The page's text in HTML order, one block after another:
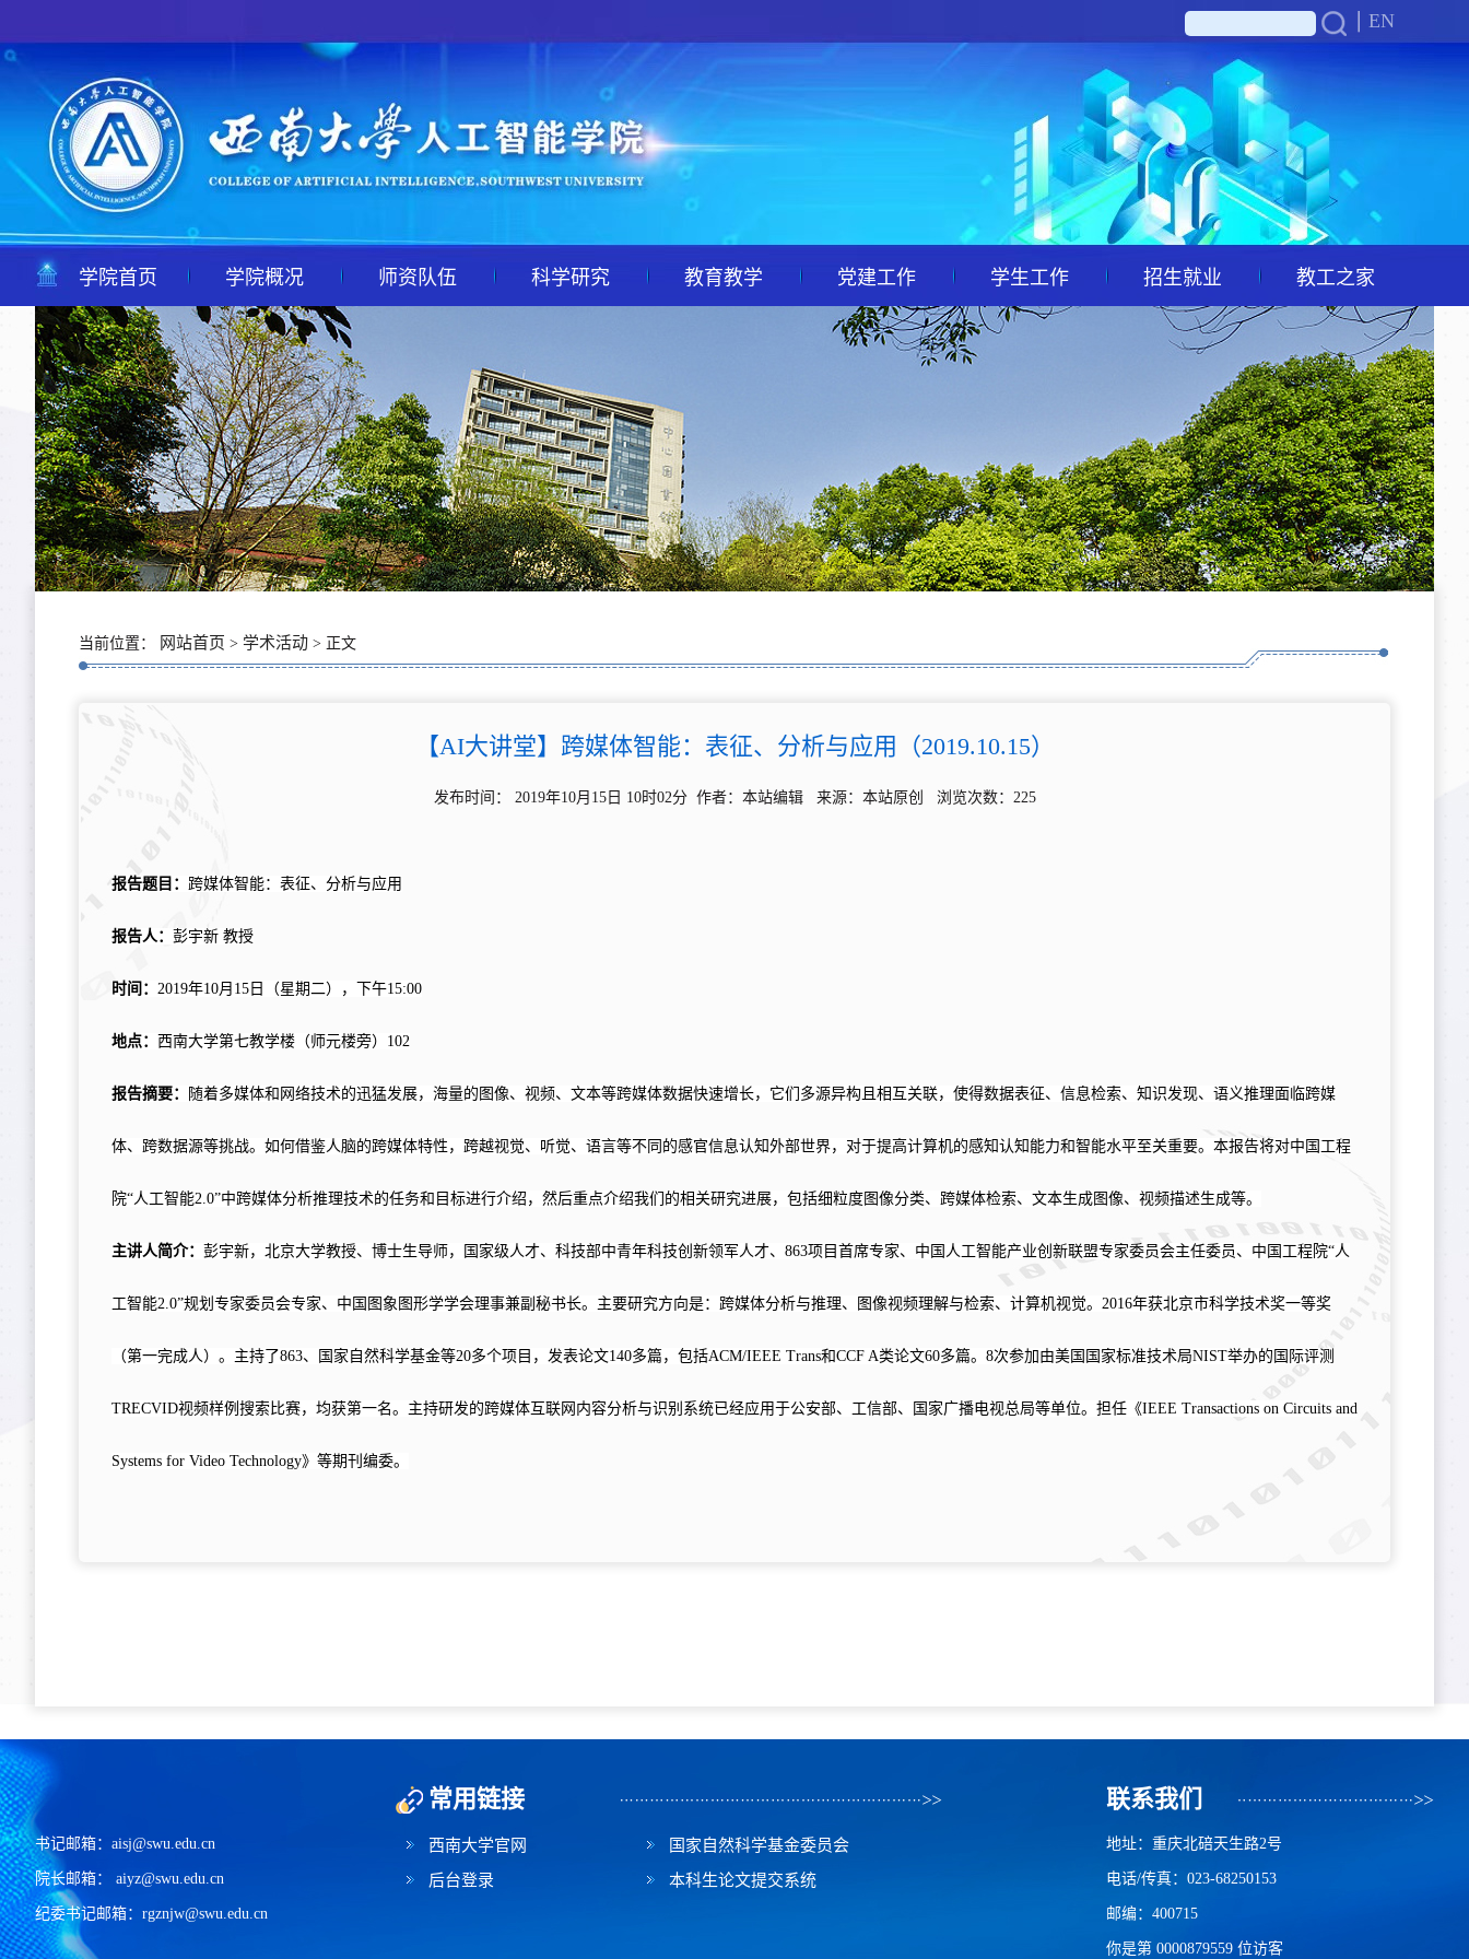
EN
学院首页 学院概况 师资队伍 科学研究 教育教学 党建工作 学生工作 招生就业 教工之家
当前位置： 网站首页 > 学术活动 > 正文
【AI大讲堂】跨媒体智能：表征、分析与应用（2019.10.15）
发布时间： 2019年10月15日 10时02分 作者：本站编辑 来源：本站原创 浏览次数： 225
报告题目： 跨媒体智能：表征、分析与应用
报告人： 彭宇新 教授
时间： 2019年10月 15 日（星期二），下午15:00
地点： 西南大学第七教学楼（师元楼旁） 102
报告摘要： 随着多媒体和网络技术的迅猛发展，海量的图像、视频、文本等跨媒体数据快速增长，它们多源异构且相互关联，使得数据表征、信息检索、知识发现、语义推理面临跨媒
体、跨数据源等挑战。如何借鉴人脑的跨媒体特性，跨越视觉、听觉、语言等不同的感官信息认知外部世界，对于提高计算机的感知认知能力和智能水平至关重要。本报告将对中国工程
院“人工智能2.0”中跨媒体分析推理技术的任务和目标进行介绍，然后重点介绍我们的相关研究进展，包括细粒度图像分类、跨媒体检索、文本生成图像、视频描述生成等。
主讲人简介： 彭宇新，北京大学教授、博士生导师，国家级人才、科技部中青年科技创新领军人才、 863项目首席专家、中国人工智能产业创新联盟专家委员会主任委员、中国工程院“人
工智能2.0”规划专家委员会专家、中国图象图形学学会理事兼副秘书长。主要研究方向是：跨媒体分析与推理、图像视频理解与检索、计算机视觉。 2016年获北京市科学技术奖一等奖
（第一完成人）。主持了863、国家自然科学基金等20多个项目，发表论文140多篇，包括ACM/IEEE Trans和CCF A类论文60多篇。 8次参加由美国国家标准技术局NIST举办的国际评测
TRECVID视频样例搜索比赛，均获第一名。主持研发的跨媒体互联网内容分析与识别系统已经应用于公安部、工信部、国家广播电视总局等单位。担任《IEEE Transactions on Circuits and
Systems for Video Technology》等期刊编委。
书记邮箱：aisj@swu.edu.cn
院长邮箱： aiyz@swu.edu.cn
纪委书记邮箱：rgznjw@swu.edu.cn
常用链接
西南大学官网 国家自然科学基金委员会
后台登录 本科生论文提交系统
联系我们
地址：重庆北碚天生路2号
电话/传真：023-68250153
邮编：400715
你是第 0000879559 位访客